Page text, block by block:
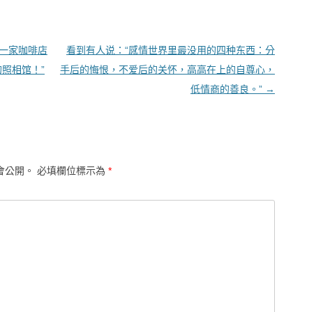
家咖啡店
相馆！”
看到有人说：“感情世界里最没用的四种东西：分
手后的悔恨，不爱后的关怀，高高在上的自尊心，
低情商的善良。” →
開。 必填欄位標示為 *